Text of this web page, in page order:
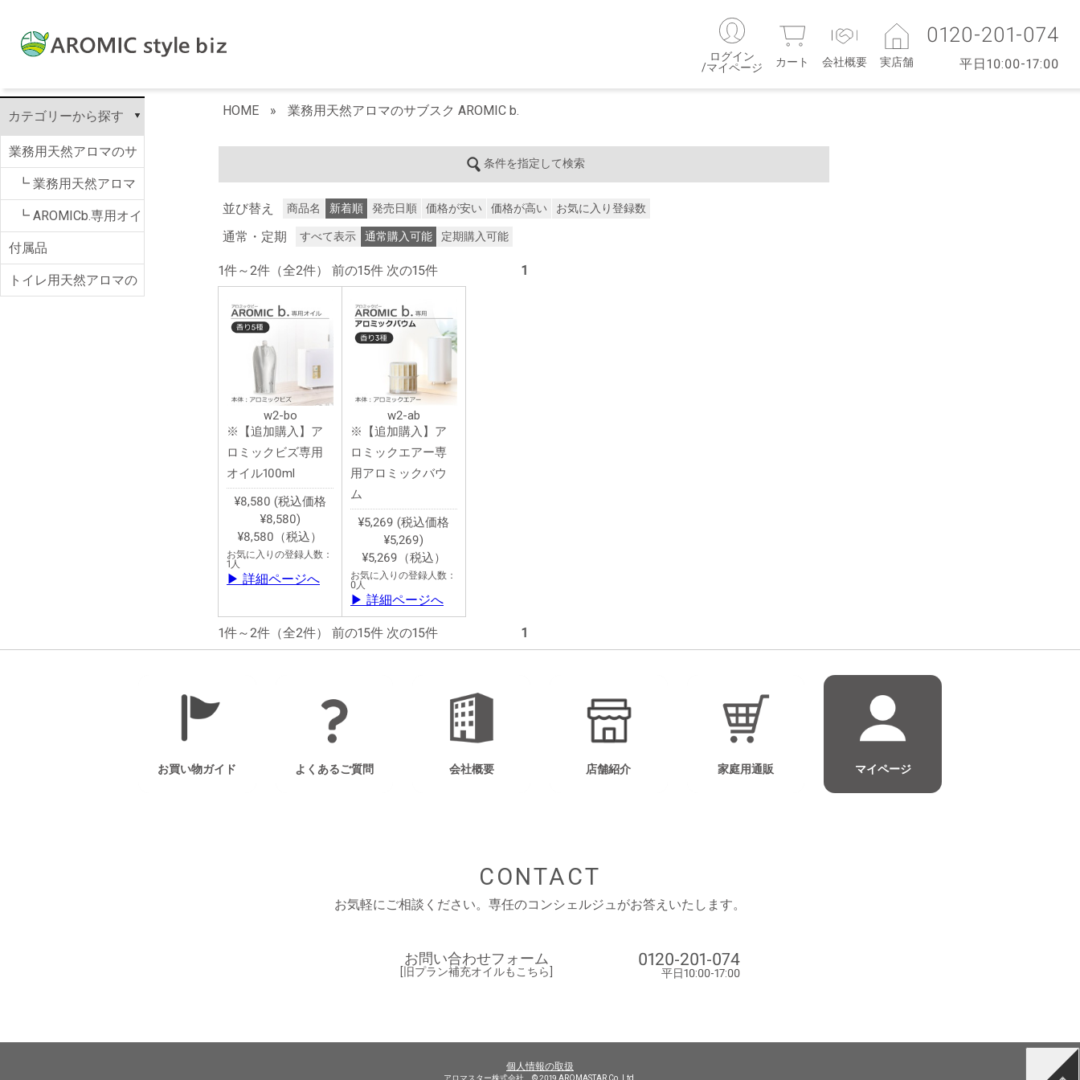
ログイン
/マイページ
カート 会社概要 実店舗
0120-201-074
平日10:00-17:00
カテゴリーから探す
業務用天然アロマのサ
ブスク AROMIC b.
┗ 業務用天然アロマ
のサブスク AROMIC
b.
┗ AROMICb.専用オイ
ル
付属品
トイレ用天然アロマの
HOME » 業務用天然アロマのサブスク AROMIC b.
条件を指定して検索
並び替え 商品名 新着順 発売日順 価格が安い 価格が高い お気に入り登録数
通常・定期 すべて表示 通常購入可能 定期購入可能
1件～2件（全2件） 前の15件 次の15件 1
w2-bo
※【追加購入】ア
ロミックビズ専用
オイル100ml
¥8,580 (税込価格
¥8,580)
¥8,580（税込）
お気に入りの登録人数：
1人
▶ 詳細ページへ
w2-ab
※【追加購入】ア
ロミックエアー専
用アロミックバウ
ム
¥5,269 (税込価格
¥5,269)
¥5,269（税込）
お気に入りの登録人数：
0人
▶ 詳細ページへ
1件～2件（全2件） 前の15件 次の15件 1
お買い物ガイド よくあるご質問 会社概要 店舗紹介 家庭用通販 マイページ
CONTACT
お気軽にご相談ください。 専任のコンシェルジュがお答えいたします。
お問い合わせフォーム
[旧プラン補充オイルもこちら]
0120-201-074
平日10:00-17:00
個人情報の取扱
アロマスター株式会社 © 2019 AROMASTAR Co.,Ltd.